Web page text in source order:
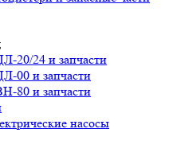
20/24 и запчасти
00 и запчасти
80 и запчасти
насосы